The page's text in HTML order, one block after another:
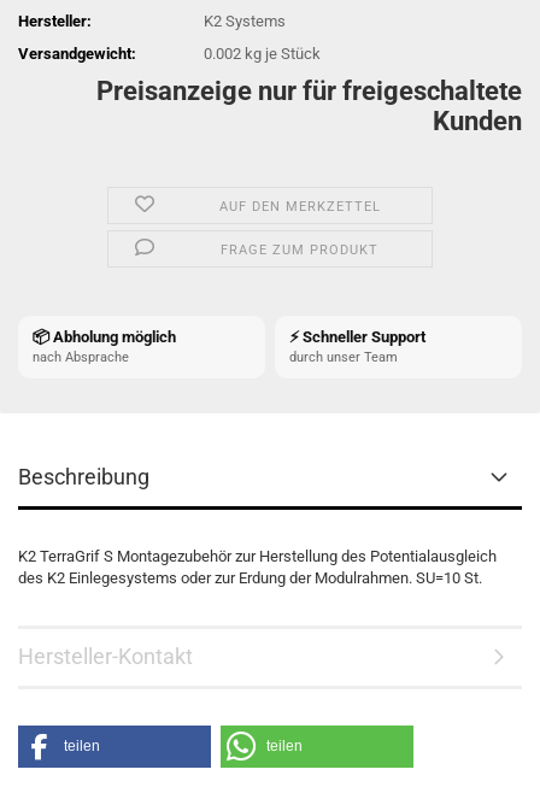
Hersteller:
K2 Systems
Versandgewicht:
0.002 kg je Stück
Preisanzeige nur für freigeschaltete
Kunden
AUF DEN MERKZETTEL
FRAGE ZUM PRODUKT
📦 Abholung möglich
nach Absprache
⚡ Schneller Support
durch unser Team
Beschreibung
K2 TerraGrif S Montagezubehör zur Herstellung des Potentialausgleich
des K2 Einlegesystems oder zur Erdung der Modulrahmen. SU=10 St.
Hersteller-Kontakt
teilen teilen